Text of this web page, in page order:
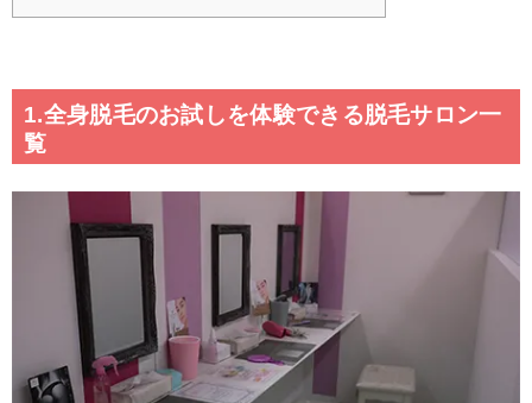
1.全身脱毛のお試しを体験できる脱毛サロン一
覧